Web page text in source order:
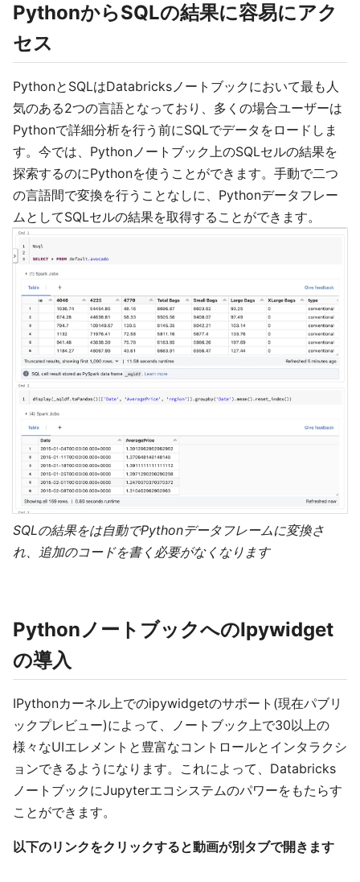
PythonからSQLの結果に容易にアク
セス
PythonとSQLはDatabricksノートブックにおいて最も人
気のある2つの言語となっており、多くの場合ユーザーは
Pythonで詳細分析を行う前にSQLでデータをロードしま
す。今では、Pythonノートブック上のSQLセルの結果を
探索するのにPythonを使うことができます。手動で二つ
の言語間で変換を行うことなしに、Pythonデータフレー
ムとしてSQLセルの結果を取得することができます。
SQLの結果をは自動でPythonデータフレームに変換さ
れ、追加のコードを書く必要がなくなります
PythonノートブックへのIpywidget
の導入
IPythonカーネル上でのipywidgetのサポート(現在パブリ
ックプレビュー)によって、ノートブック上で30以上の
様々なUIエレメントと豊富なコントロールとインタラクシ
ョンできるようになります。これによって、Databricks
ノートブックにJupyterエコシステムのパワーをもたらす
ことができます。
以下のリンクをクリックすると動画が別タブで開きます